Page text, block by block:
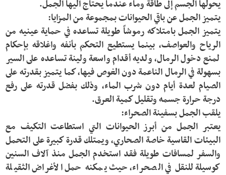
يتميز الجمل بامتلاكه رموشاً طويلة تساعده في حماية عينيه من
الرياح والعواصف، بينما يستطيع التحكم بأنفه واغلاقه بإحكام
لمنع دخول الرمال، ولديه أقدام واسعة ولينة تساعده على السير
بسهولة في الرمال الناعمة دون الغوص فيها، كما يتميز بقدرته على
الصيام لعدة أيام دون شرب الماء، وذلك بفضل قدرته على رفع
يعتبر الجمل من أبرز الحيوانات التي استطاعت التكيف مع
البيئات القاسية خاصة الصحاري، ويمتلك قدرة كبيرة على التحمل
والسفر لمسافات طويلة فقد استخدم الجمل منذ آلاف السنين
كوسيلة للنقل في الصحراء، حيث يمكنه حمل الأغراض الثقيلة